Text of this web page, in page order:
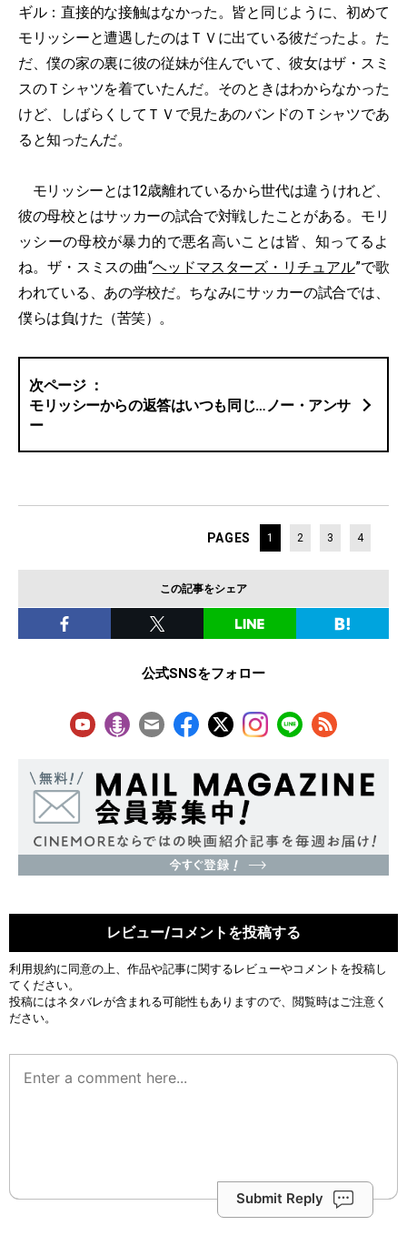
ギル：直接的な接触はなかった。皆と同じように、初めて
モリッシーと遭遇したのはＴＶに出ている彼だったよ。た
だ、僕の家の裏に彼の従妹が住んでいて、彼女はザ・スミ
スのＴシャツを着ていたんだ。そのときはわからなかった
けど、しばらくしてＴＶで見たあのバンドのＴシャツであ
ると知ったんだ。
モリッシーとは12歳離れているから世代は違うけれど、
彼の母校とはサッカーの試合で対戦したことがある。モリ
ッシーの母校が暴力的で悪名高いことは皆、知ってるよ
ね。ザ・スミスの曲“ヘッドマスターズ・リチュアル”で歌
われている、あの学校だ。ちなみにサッカーの試合では、
僕らは負けた（苦笑）。
モリッシーからの返答はいつも同じ…ノー・アンサ
ー
PAGES 1 2 3 4
この記事をシェア
公式SNSをフォロー
レビュー/コメントを投稿する
利用規約に同意の上、作品や記事に関するレビューやコメントを投稿し
てください。
投稿にはネタバレが含まれる可能性もありますので、閲覧時はご注意く
ださい。
Submit Reply